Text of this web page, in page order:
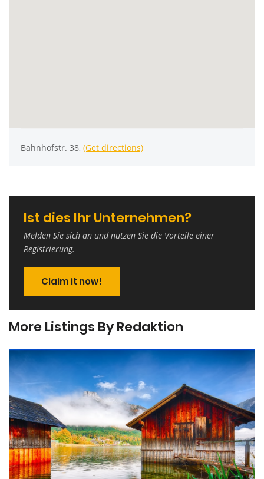
Bahnhofstr. 38, (Get directions)
Ist dies Ihr Unternehmen?
Melden Sie sich an und nutzen Sie die Vorteile einer
Registrierung.
Claim it now!
More Listings By Redaktion